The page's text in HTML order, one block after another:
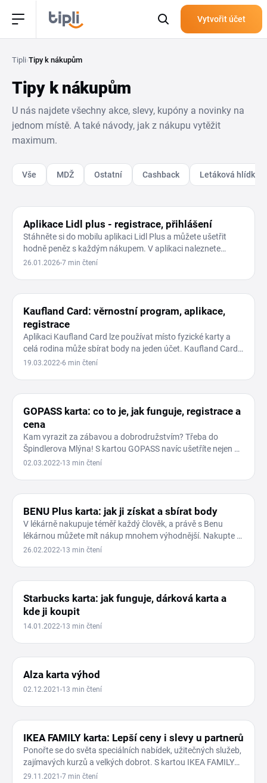
Vytvořit účet
Tipli›Tipy k nákupům
Tipy k nákupům
U nás najdete všechny akce, slevy, kupóny a novinky na
jednom místě. A také návody, jak z nákupu vytěžit
maximum.
Vše MDŽ Ostatní Cashback Letáková hlídka
Aplikace Lidl plus - registrace, přihlášení
Stáhněte si do mobilu aplikaci Lidl Plus a můžete ušetřit
hodně peněz s každým nákupem. V aplikaci naleznete
výhodné…
26.01.2026 7 min čtení
VĚRNOSTNÍ PROGRAMY
Kaufland Card: věrnostní program, aplikace,
registrace
Aplikaci Kaufland Card lze používat místo fyzické karty a
celá rodina může sbírat body na jeden účet. Kaufland Card
lze…
19.03.2022 6 min čtení
VĚRNOSTNÍ PROGRAMY
GOPASS karta: co to je, jak funguje, registrace a
cena
Kam vyrazit za zábavou a dobrodružstvím? Třeba do
Špindlerova Mlýna! S kartou GOPASS navíc ušetříte nejen na
jízdenkách…
02.03.2022 13 min čtení
VĚRNOSTNÍ PROGRAMY
BENU Plus karta: jak ji získat a sbírat body
V lékárně nakupuje téměř každý člověk, a právě s Benu
lékárnou můžete mít nákup mnohem výhodnější. Nakupte si
léky nebo…
26.02.2022 13 min čtení
JÍDLO
Starbucks karta: jak funguje, dárková karta a
kde ji koupit
14.01.2022 13 min čtení
VĚRNOSTNÍ PROGRAMY
Alza karta výhod
02.12.2021 13 min čtení
VĚRNOSTNÍ PROGRAMY
IKEA FAMILY karta: Lepší ceny i slevy u partnerů
Ponořte se do světa speciálních nabídek, užitečných služeb,
zajímavých kurzů a velkých dobrot. S kartou IKEA FAMILY
si…
29.11.2021 7 min čtení